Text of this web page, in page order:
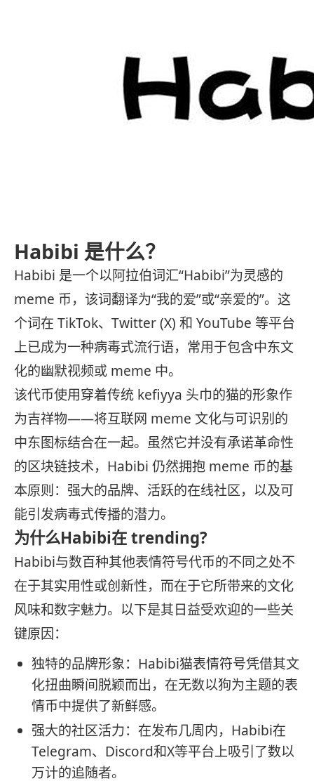
Habibi 是什么？
Habibi 是一个以阿拉伯词汇“Habibi”为灵感的
meme 币，该词翻译为“我的爱”或“亲爱的”。这
个词在 TikTok、Twitter (X) 和 YouTube 等平台
上已成为一种病毒式流行语，常用于包含中东文
化的幽默视频或 meme 中。
该代币使用穿着传统 kefiyya 头巾的猫的形象作
为吉祥物——将互联网 meme 文化与可识别的
中东图标结合在一起。虽然它并没有承诺革命性
的区块链技术，Habibi 仍然拥抱 meme 币的基
本原则：强大的品牌、活跃的在线社区，以及可
能引发病毒式传播的潜力。
为什么Habibi在 trending?
Habibi与数百种其他表情符号代币的不同之处不
在于其实用性或创新性，而在于它所带来的文化
风味和数字魅力。以下是其日益受欢迎的一些关
键原因：
独特的品牌形象：Habibi猫表情符号凭借其文
化扭曲瞬间脱颖而出，在无数以狗为主题的表
情币中提供了新鲜感。
强大的社区活力：在发布几周内，Habibi在
Telegram、Discord和X等平台上吸引了数以
万计的追随者。